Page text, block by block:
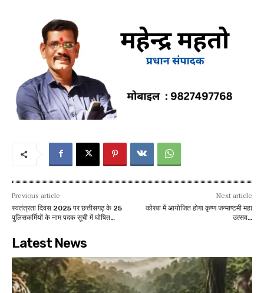
Previous article
स्वतंत्रता दिवस 2025 पर छत्तीसगढ़ के 25
पुलिसकर्मियों के नाम पदक सूची में घोषित…
Next article
कोरबा में आयोजित होगा कृष्ण जन्माष्टमी महा
उत्सव…
Latest News